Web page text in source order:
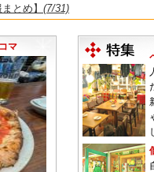
とめ】 (7/31)
！
マ